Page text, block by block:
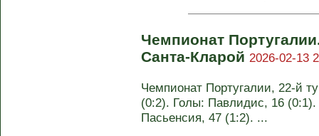
Чемпионат
Санта-Кларой 2026-02-13
Чемпионат Португалии, 22-й
(0:2). Голы: Павлидис, 16 (0:1).
Пасьенсия, 47 (1:2). ...